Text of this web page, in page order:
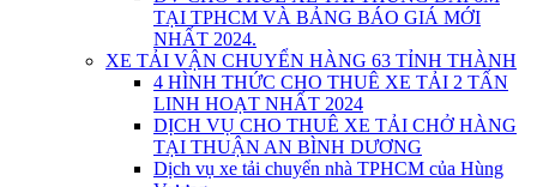
TẠI TPHCM VÀ BẢNG BÁO GIÁ MỚI
NHẤT 2024.
XE TẢI VẬN CHUYỂN HÀNG 63 TỈNH THÀNH
4 HÌNH THỨC CHO THUÊ XE TẢI 2 TẤN
LINH HOẠT NHẤT 2024
DỊCH VỤ CHO THUÊ XE TẢI CHỞ HÀNG
TẠI THUẬN AN BÌNH DƯƠNG
Dịch vụ xe tải chuyển nhà TPHCM của Hùng